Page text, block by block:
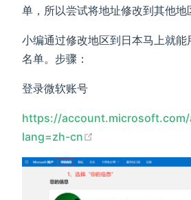
单，所以尝试将地址修改到其他地
小编通过修改地区到日本马上就能
名单。步骤：
登录微软账号
https://
lang=zh-cn